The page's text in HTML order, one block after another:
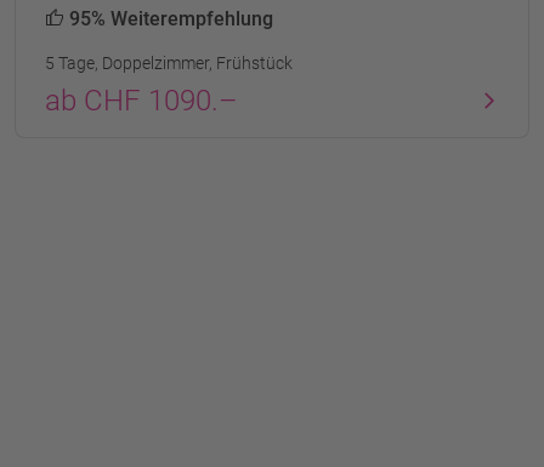
95% Weiterempfehlung
5 Tage, Doppelzimmer, Frühstück
ab CHF 1090.–